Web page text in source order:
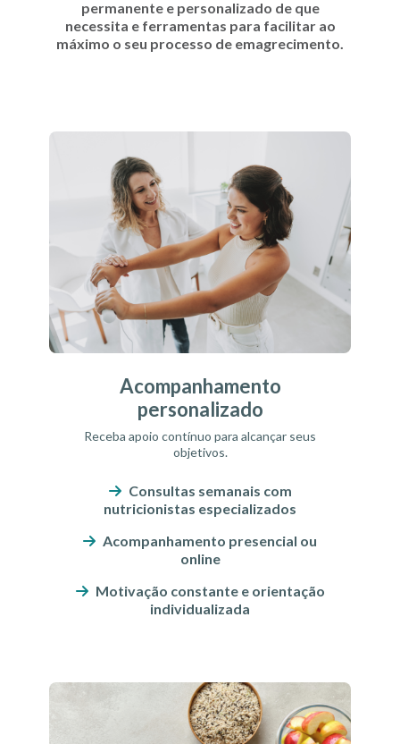
permanente e personalizado de que
necessita e ferramentas para facilitar ao
máximo o seu processo de emagrecimento.
Acompanhamento personalizado">
Acompanhamento
personalizado
Receba apoio contínuo para alcançar seus
objetivos.
Consultas semanais com
nutricionistas especializados
Acompanhamento presencial ou
online
Motivação constante e orientação
individualizada
Plano alimentar sob medida">